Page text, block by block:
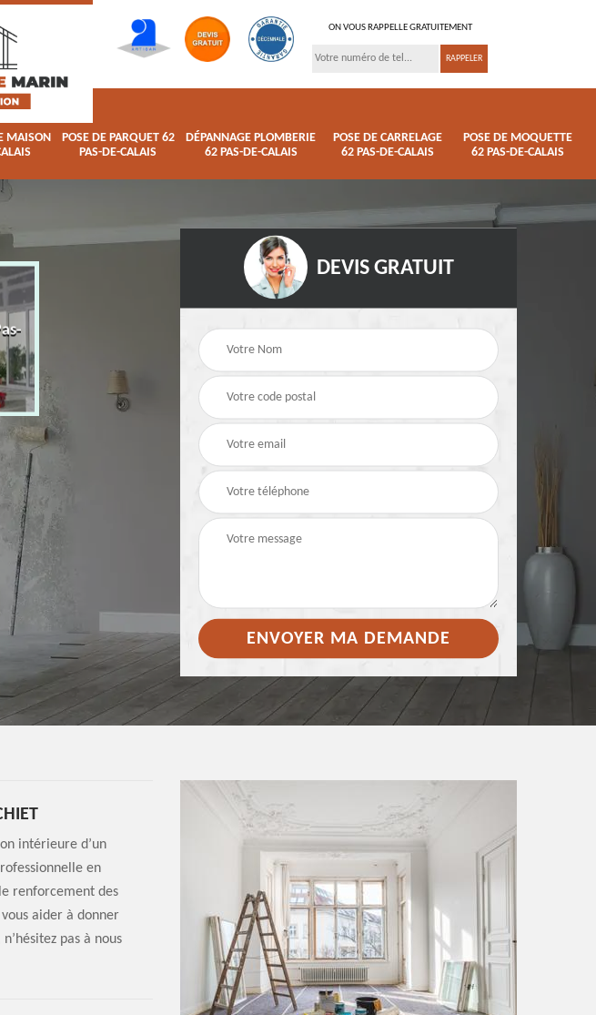
ON VOUS RAPPELLE GRATUITEMENT
MAISON
POSE DE PARQUET 62
PAS-DE-CALAIS
DÉPANNAGE PLOMBERIE
62 PAS-DE-CALAIS
POSE DE CARRELAGE
62 PAS-DE-CALAIS
POSE DE MOQUETTE
62 PAS-DE-CALAIS
Rénovation de maison
Pose de parquet 62
Dépannage
62 Pas-de-Calais
DEVIS GRATUIT
intérieure d’un
en
renforcement des
aider à donner
pas à nous